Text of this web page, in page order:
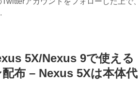
5X/Nexus 9で使える
布 – Nexus 5Xは本体代